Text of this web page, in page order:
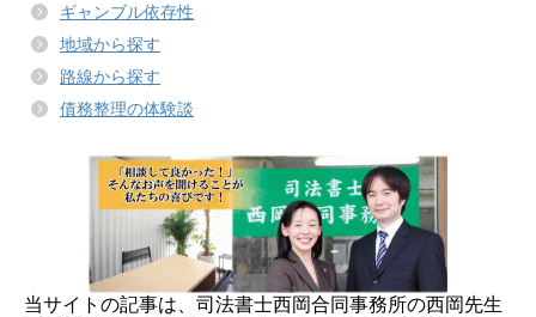
ギャンブル依存性
地域から探す
路線から探す
債務整理の体験談
当サイトの記事は、司法書士西岡合同事務所の西岡先生